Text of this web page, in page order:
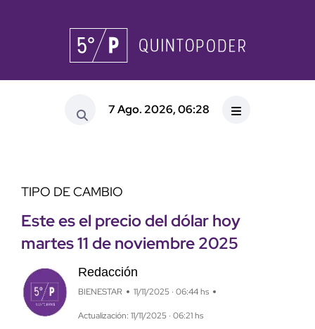
7 Ago. 2026, 06:28
TIPO DE CAMBIO
Este es el precio del dólar hoy
martes 11 de noviembre 2025
Redacción
BIENESTAR 11/11/2025 · 06:44 hs
Actualización: 11/11/2025 · 06:21 hs